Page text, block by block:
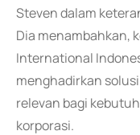
Steven dalam
Dia menambahkan,
International
menghadirkan
relevan bagi
korporasi.